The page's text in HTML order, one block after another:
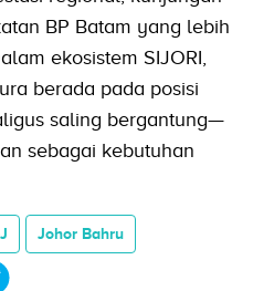
BP Batam yang lebih
ekosistem SIJORI,
berada pada posisi
saling bergantung—
sebagai kebutuhan
Johor Bahru